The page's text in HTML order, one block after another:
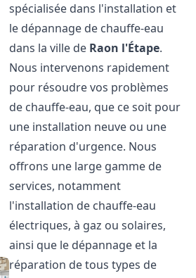
spécialisée dans l'installation et
le dépannage de chauffe-eau
dans la ville de Raon l'Étape.
Nous intervenons rapidement
pour résoudre vos problèmes
de chauffe-eau, que ce soit pour
une installation neuve ou une
réparation d'urgence. Nous
offrons une large gamme de
services, notamment
l'installation de chauffe-eau
électriques, à gaz ou solaires,
ainsi que le dépannage et la
réparation de tous types de